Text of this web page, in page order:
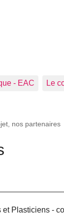
- EAC Le
nos partenaires
et Plasticiens -